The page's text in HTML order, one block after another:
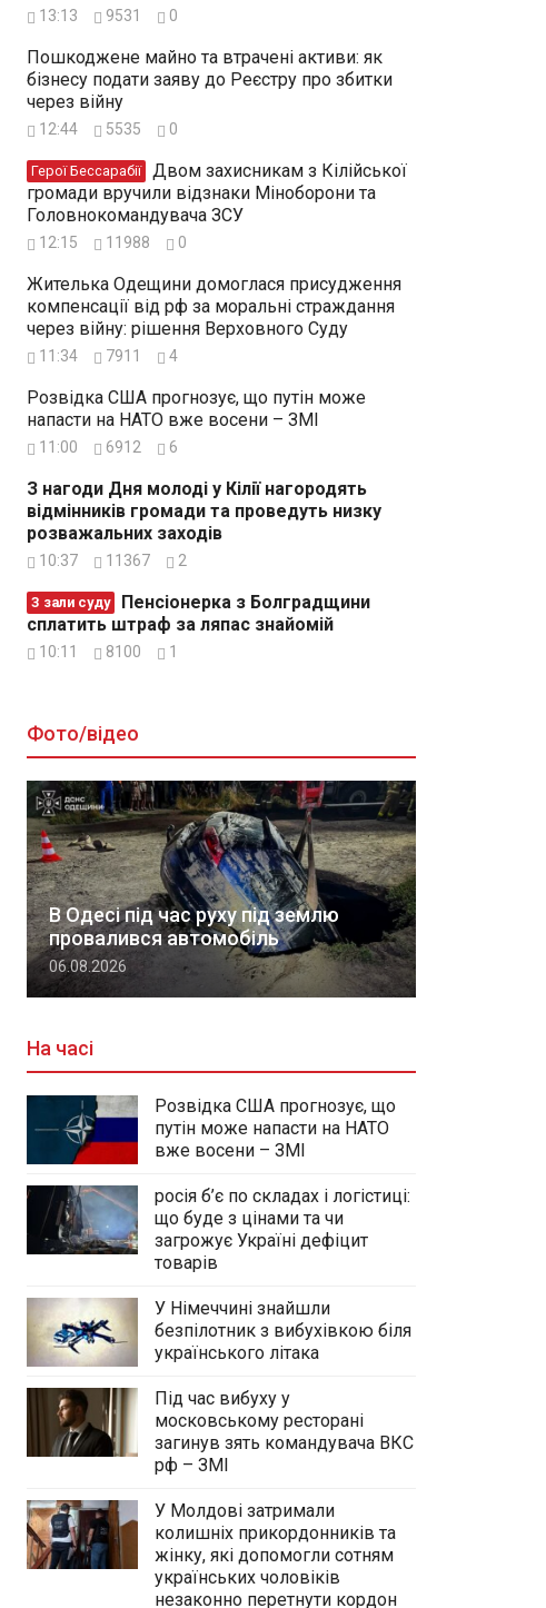
13:13 9531 0
Пошкоджене майно та втрачені активи: як
бізнесу подати заяву до Реєстру про збитки
через війну
12:44 5535 0
Герої Бессарабії
громади вручили відзнаки Міноборони та
Головнокомандувача ЗСУ
12:15 11988 0
Жителька Одещини домоглася присудження
компенсації від рф за моральні страждання
через війну: рішення Верховного Суду
11:34 7911 4
Розвідка США прогнозує, що путін може
напасти на НАТО вже восени – ЗМІ
11:00 6912 6
З нагоди Дня молоді у Кілії нагородять
відмінників громади та проведуть низку
розважальних заходів
10:37 11367 2
З зали суду
сплатить штраф за ляпас знайомій
10:11 8100 1
Фото/відео
В Одесі під час руху під землю
провалився автомобіль
06.08.2026
На часі
Розвідка США прогнозує, що
путін може напасти на НАТО
вже восени – ЗМІ
росія б’є по складах і логістиці:
що буде з цінами та чи
загрожує Україні дефіцит
товарів
У Німеччині знайшли
безпілотник з вибухівкою біля
українського літака
Під час вибуху у
московському ресторані
загинув зять командувача ВКС
рф – ЗМІ
У Молдові затримали
колишніх прикордонників та
жінку, які допомогли сотням
українських чоловіків
незаконно перетнути кордон